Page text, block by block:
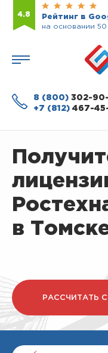
4.8
Рейтинг в
на основании 50
8 (800) 302-90-
+7 (812) 467-
в
РАССЧИТАТЬ